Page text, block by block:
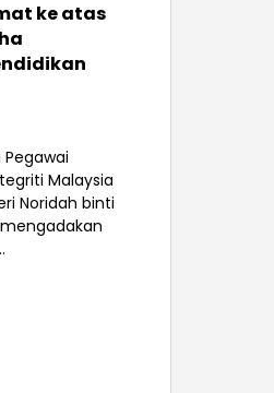
ke atas
Malaysia
Noridah binti